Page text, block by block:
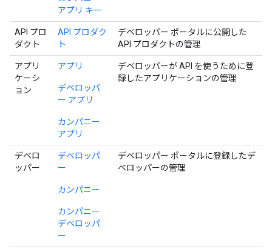
アプリ キー
API プロ
ダクト
API プロダク
ト
デベロッパー ポータルに公開した
API プロダクトの管理
アプリ
ケーシ
ョン
アプリ
デベロッパ
ー アプリ
カンパニー
アプリ
デベロッパーが API を使うために登
録したアプリケーションの管理
デベロ
ッパー
デベロッパ
ー
カンパニー
カンパニー
デベロッパ
ー
デベロッパー ポータルに登録したデ
ベロッパーの管理